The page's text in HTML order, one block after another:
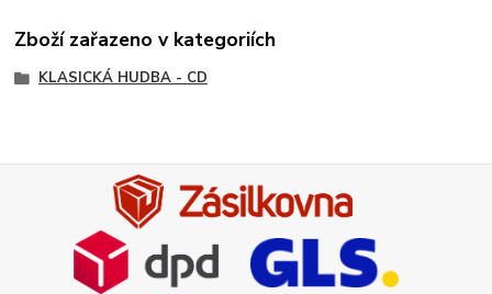
Zboží zařazeno v kategoriích
KLASICKÁ HUDBA - CD